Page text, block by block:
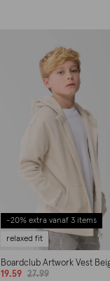
-20% extra vanaf 3 items
relaxed fit
Boardclub Artwork Vest
19.59
27.99